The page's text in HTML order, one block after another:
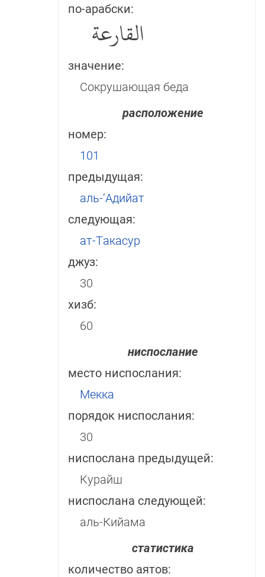
по-арабски:
القارعة
значение:
Сокрушающая беда
расположение
номер:
101
предыдущая:
аль-‘Адийат
следующая:
ат-Такасур
джуз:
30
хизб:
60
ниспослание
место ниспослания:
Мекка
порядок ниспослания:
30
ниспослана предыдущей:
Курайш
ниспослана следующей:
аль-Кийама
статистика
количество аятов: